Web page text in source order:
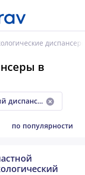
в
Онкологический диспансер
по популярности